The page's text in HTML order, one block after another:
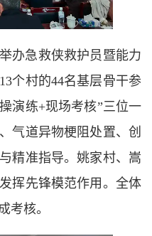
办急救侠救护员暨能力
个村的44名基层骨干参
演练+现场考核”三位一
气道异物梗阻处置、创
精准指导。姚家村、嵩
挥先锋模范作用。全体
考核。